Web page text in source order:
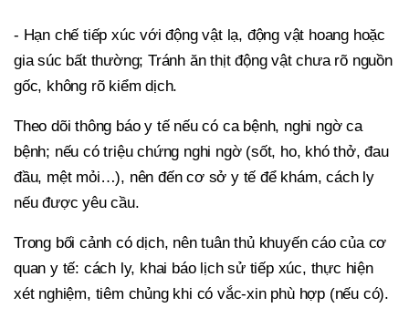
- Hạn chế tiếp xúc với động vật lạ, động vật hoang hoặc
gia súc bất thường; Tránh ăn thịt động vật chưa rõ nguồn
gốc, không rõ kiểm dịch.
Theo dõi thông báo y tế nếu có ca bệnh, nghi ngờ ca
bệnh; nếu có triệu chứng nghi ngờ (sốt, ho, khó thở, đau
đầu, mệt mỏi…), nên đến cơ sở y tế để khám, cách ly
nếu được yêu cầu.
Trong bối cảnh có dịch, nên tuân thủ khuyến cáo của cơ
quan y tế: cách ly, khai báo lịch sử tiếp xúc, thực hiện
xét nghiệm, tiêm chủng khi có vắc‑xin phù hợp (nếu có).